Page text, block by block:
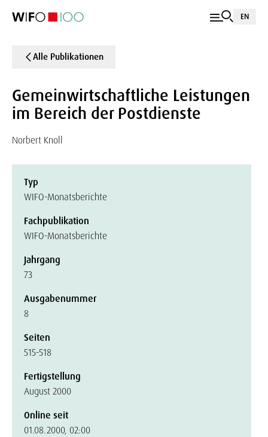
EN
Alle Publikationen
Gemeinwirtschaftliche Leistungen
im Bereich der Postdienste
Norbert Knoll
Typ
WIFO-Monatsberichte
Fachpublikation
WIFO-Monatsberichte
Jahrgang
73
Ausgabenummer
8
Seiten
515-518
Fertigstellung
August 2000
Online seit
01.08.2000, 02:00